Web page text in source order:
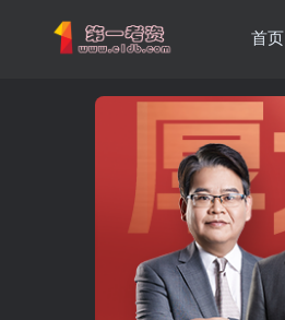
首页